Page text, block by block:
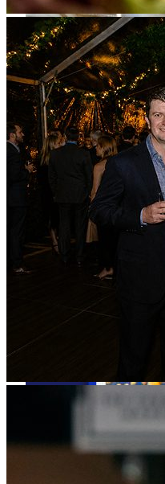
EBITDA 10億ドル達成
年間10億ドル超の
Axon 2.0をリリース
Axon 2.0をリリースし
広告事業に集中